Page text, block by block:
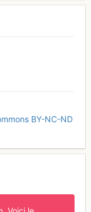
BY-NC-ND